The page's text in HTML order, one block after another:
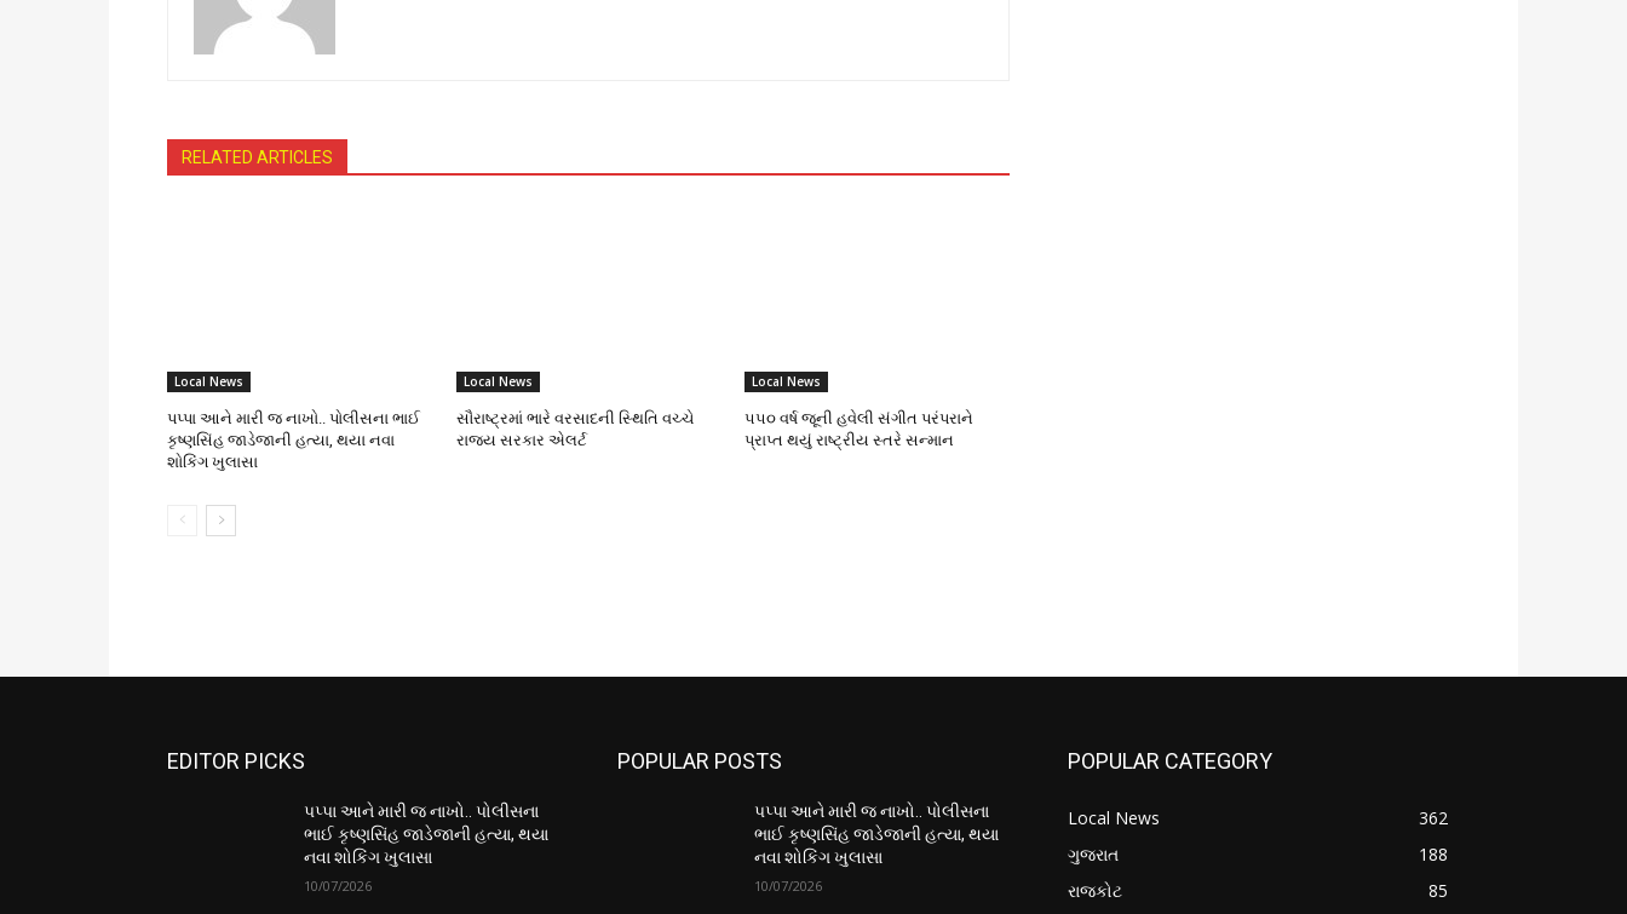
RELATED ARTICLES
Local News
પપ્પા આને મારી જ નાખો.. પોલીસના ભાઈ
કૃષ્ણસિંહ જાડેજાની હત્યા, થયા નવા
શોકિંગ ખુલાસા
Local News
સૌરાષ્ટ્રમાં ભારે વરસાદની સ્થિતિ વચ્ચે
રાજ્ય સરકાર એલર્ટ
Local News
૫૫૦ વર્ષ જૂની હવેલી સંગીત પરંપરાને
પ્રાપ્ત થયું રાષ્ટ્રીય સ્તરે સન્માન
EDITOR PICKS
પપ્પા આને મારી જ નાખો.. પોલીસના
ભાઈ કૃષ્ણસિંહ જાડેજાની હત્યા, થયા
નવા શોકિંગ ખુલાસા
10/07/2026
POPULAR POSTS
પપ્પા આને મારી જ નાખો.. પોલીસના
ભાઈ કૃષ્ણસિંહ જાડેજાની હત્યા, થયા
નવા શોકિંગ ખુલાસા
10/07/2026
POPULAR CATEGORY
Local News
362
ગુજરાત
188
રાજકોટ
85